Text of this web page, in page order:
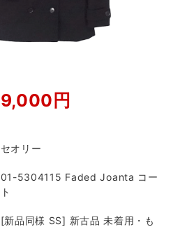
9,000円
セオリー
01-5304115 Faded Joanta コー
ト
[新品同様 SS] 新古品 未着用・も